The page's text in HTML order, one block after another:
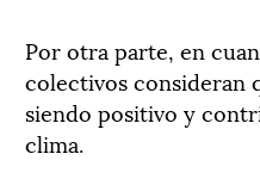
Por otra parte, en
colectivos consideran
siendo positivo y
clima.